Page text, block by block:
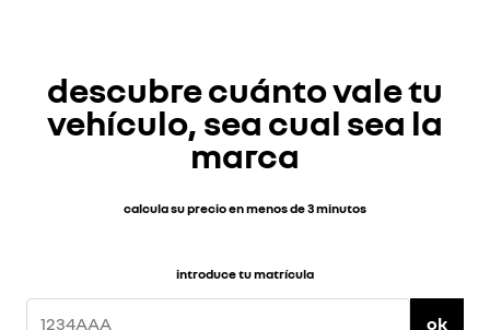
descubre cuánto vale tu
vehículo, sea cual sea la
marca
calcula su precio en menos de 3 minutos
introduce tu matrícula
ok